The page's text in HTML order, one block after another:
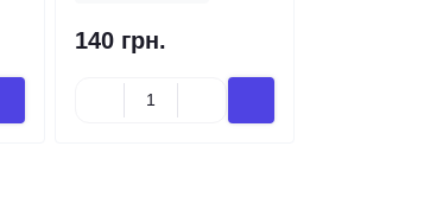
Перейти на сайт140 грн.